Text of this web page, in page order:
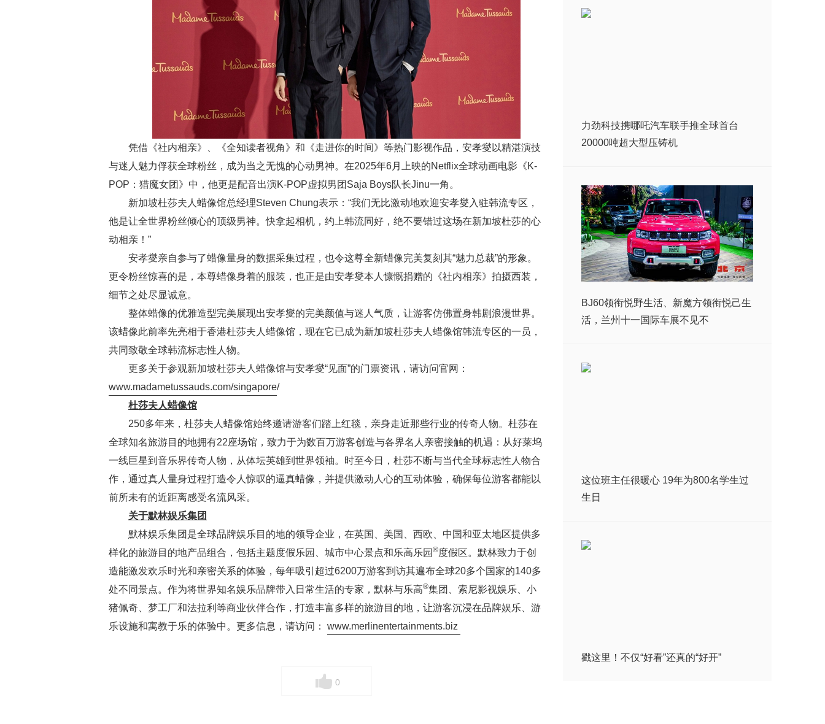
凭借《社内相亲》、《全知读者视角》和《走进你的时间》等热门影视作品，安孝燮以精湛演技
与迷人魅力俘获全球粉丝，成为当之无愧的心动男神。在2025年6月上映的Netflix全球动画电影《K-
POP：猎魔女团》中，他更是配音出演K-POP虚拟男团Saja Boys队长Jinu一角。
新加坡杜莎夫人蜡像馆总经理Steven Chung表示：“我们无比激动地欢迎安孝燮入驻韩流专区，
他是让全世界粉丝倾心的顶级男神。快拿起相机，约上韩流同好，绝不要错过这场在新加坡杜莎的心
动相亲！”
安孝燮亲自参与了蜡像量身的数据采集过程，也令这尊全新蜡像完美复刻其“魅力总裁”的形象。
更令粉丝惊喜的是，本尊蜡像身着的服装，也正是由安孝燮本人慷慨捐赠的《社内相亲》拍摄西装，
细节之处尽显诚意。
整体蜡像的优雅造型完美展现出安孝燮的完美颜值与迷人气质，让游客仿佛置身韩剧浪漫世界。
该蜡像此前率先亮相于香港杜莎夫人蜡像馆，现在它已成为新加坡杜莎夫人蜡像馆韩流专区的一员，
共同致敬全球韩流标志性人物。
更多关于参观新加坡杜莎夫人蜡像馆与安孝燮“见面”的门票资讯，请访问官网：
www.madametussauds.com/singapore/
杜莎夫人蜡像馆
250多年来，杜莎夫人蜡像馆始终邀请游客们踏上红毯，亲身走近那些行业的传奇人物。杜莎在
全球知名旅游目的地拥有22座场馆，致力于为数百万游客创造与各界名人亲密接触的机遇：从好莱坞
一线巨星到音乐界传奇人物，从体坛英雄到世界领袖。时至今日，杜莎不断与当代全球标志性人物合
作，通过真人量身过程打造令人惊叹的逼真蜡像，并提供激动人心的互动体验，确保每位游客都能以
前所未有的近距离感受名流风采。
关于默林娱乐集团
默林娱乐集团是全球品牌娱乐目的地的领导企业，在英国、美国、西欧、中国和亚太地区提供多
样化的旅游目的地产品组合，包括主题度假乐园、城市中心景点和乐高乐园 ®度假区。默林致力于创
造能激发欢乐时光和亲密关系的体验，每年吸引超过6200万游客到访其遍布全球20多个国家的140多
处不同景点。作为将世界知名娱乐品牌带入日常生活的专家，默林与乐高®集团、索尼影视娱乐、小
猪佩奇、梦工厂和法拉利等商业伙伴合作，打造丰富多样的旅游目的地，让游客沉浸在品牌娱乐、游
乐设施和寓教于乐的体验中。更多信息，请访问： www.merlinentertainments.biz
0
力劲科技携哪吒汽车联手推全球首台
20000吨超大型压铸机
BJ60领衔悦野生活、新魔方领衔悦己生
活，兰州十一国际车展不见不
这位班主任很暖心 19年为800名学生过
生日
戳这里！不仅“好看”还真的“好开”